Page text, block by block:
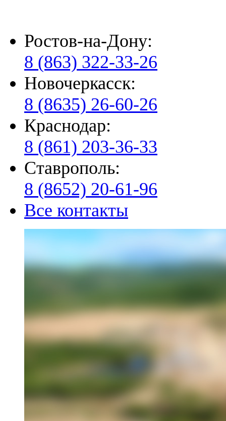
Ростов-на-Дону:
8 (863) 322-33-26
Новочеркасск:
8 (8635) 26-60-26
Краснодар:
8 (861) 203-36-33
Ставрополь:
8 (8652) 20-61-96
Все контакты